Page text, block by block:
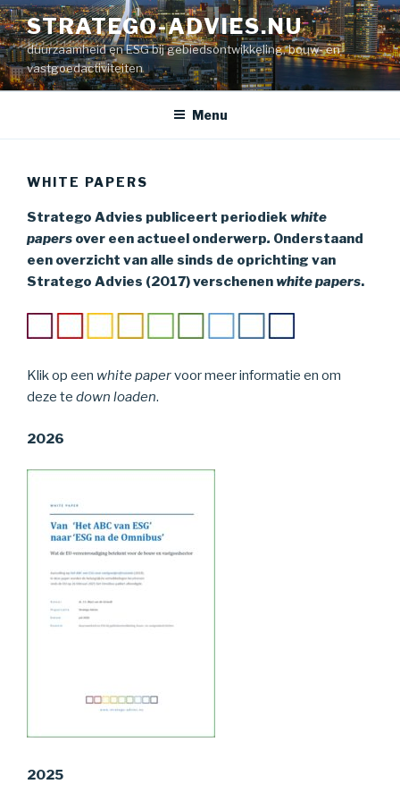
Naar
de
inhoud
springen
STRATEGO-ADVIES.NU
duurzaamheid en ESG bij gebiedsontwikkeling, bouw- en
vastgoedactiviteiten
Menu
WHITE PAPERS
Stratego Advies publiceert periodiekwhite
papers over een actueel onderwerp. Onderstaand
een overzicht van alle sinds de oprichting van
Stratego Advies (2017) verschenenwhite papers.
Klik op een white papervoor meer informatie en om
deze te down loaden.
2026
2025